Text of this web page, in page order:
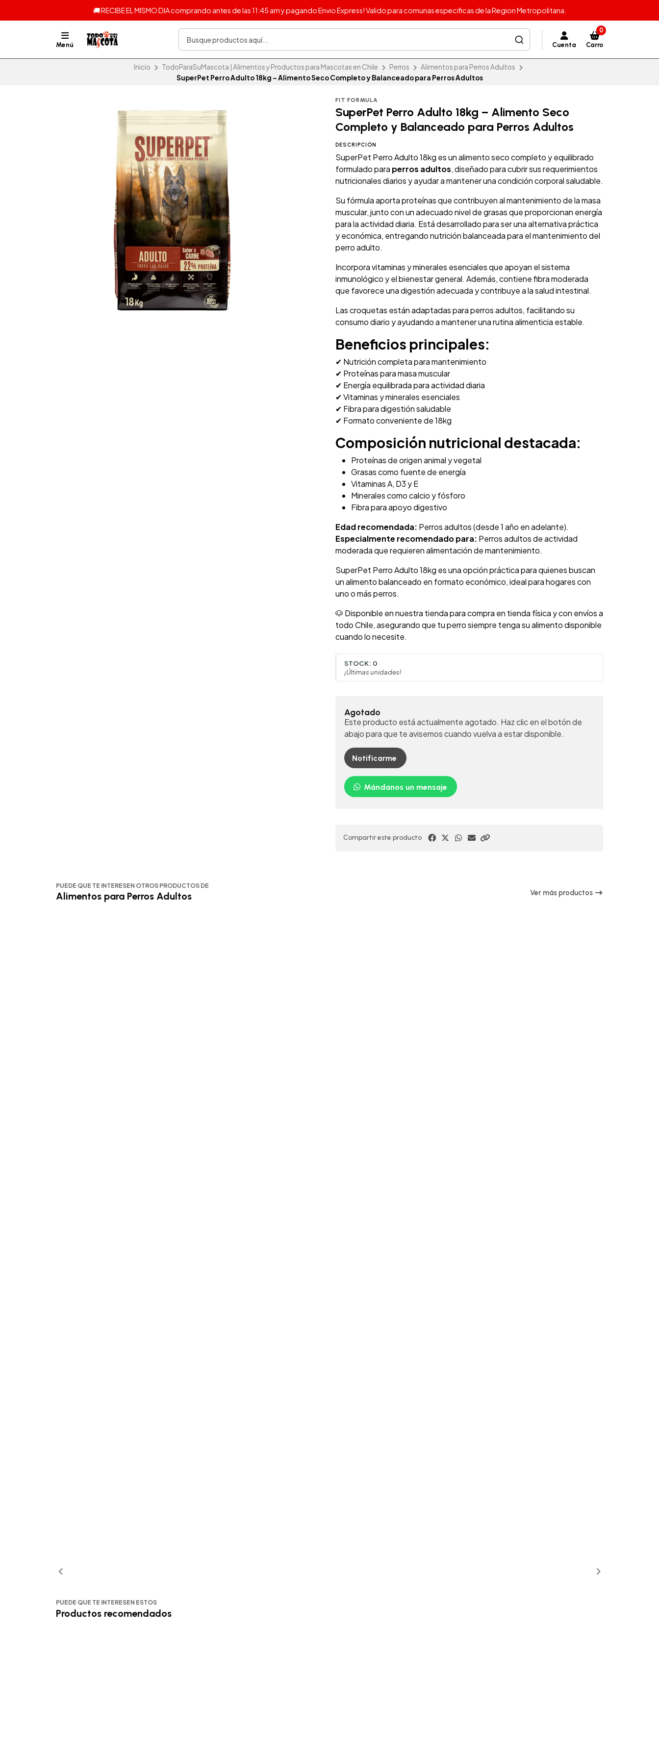
🚚 RECIBE EL MISMO DIA comprando antes de las 11:45 am y pagando Envio Express! Valido para comunas especificas de la Region Metropolitana.
Menú Cuenta
0
Carro
Inicio TodoParaSuMascota | Alimentos y Productos para Mascotas en Chile Perros
Alimentos para Perros Adultos
SuperPet Perro Adulto 18kg – Alimento Seco Completo y Balanceado para Perros Adultos
FIT FORMULA
SuperPet Perro Adulto 18kg – Alimento Seco
Completo y Balanceado para Perros Adultos
DESCRIPCIÓN
SuperPet Perro Adulto 18kg es un alimento seco completo y equilibrado
formulado para perros adultos, diseñado para cubrir sus requerimientos
nutricionales diarios y ayudar a mantener una condición corporal saludable.
Su fórmula aporta proteínas que contribuyen al mantenimiento de la masa
muscular, junto con un adecuado nivel de grasas que proporcionan energía
para la actividad diaria. Está desarrollado para ser una alternativa práctica
y económica, entregando nutrición balanceada para el mantenimiento del
perro adulto.
Incorpora vitaminas y minerales esenciales que apoyan el sistema
inmunológico y el bienestar general. Además, contiene fibra moderada
que favorece una digestión adecuada y contribuye a la salud intestinal.
Las croquetas están adaptadas para perros adultos, facilitando su
consumo diario y ayudando a mantener una rutina alimenticia estable.
Beneficios principales:
✔ Nutrición completa para mantenimiento
✔ Proteínas para masa muscular
✔ Energía equilibrada para actividad diaria
✔ Vitaminas y minerales esenciales
✔ Fibra para digestión saludable
✔ Formato conveniente de 18kg
Composición nutricional destacada:
Proteínas de origen animal y vegetal
Grasas como fuente de energía
Vitaminas A, D3 y E
Minerales como calcio y fósforo
Fibra para apoyo digestivo
Edad recomendada: Perros adultos (desde 1 año en adelante).
Especialmente recomendado para: Perros adultos de actividad
moderada que requieren alimentación de mantenimiento.
SuperPet Perro Adulto 18kg es una opción práctica para quienes buscan
un alimento balanceado en formato económico, ideal para hogares con
uno o más perros.
🐶 Disponible en nuestra tienda para compra en tienda física y con envíos a
todo Chile, asegurando que tu perro siempre tenga su alimento disponible
cuando lo necesite.
STOCK: 0
¡Últimas unidades!
Agotado
Este producto está actualmente agotado. Haz clic en el botón de
abajo para que te avisemos cuando vuelva a estar disponible.
Notificarme
Mándanos un mensaje
Compartir este producto
PUEDE QUE TE INTERESEN OTROS PRODUCTOS DE
Alimentos para Perros Adultos Ver más productos
PUEDE QUE TE INTERESEN ESTOS
Productos recomendados